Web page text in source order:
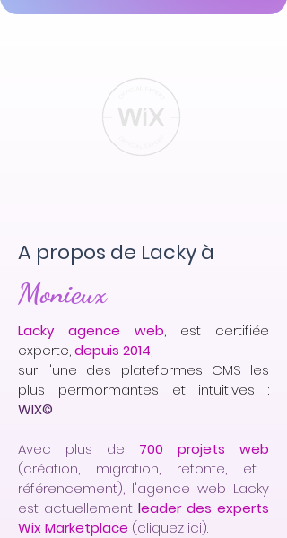
A propos de Lacky à
Monieux
Lacky agence web, est certifiée
experte,depuis 2014,
sur l'une des plateformes CMS les
plus permormantes et intuitives :
WIX©
Avec plus de
700 projets web
(création, migration, refonte, et
référencement), l'agence web Lacky
est actuellement leader des experts
Wix Marketplace (cliquez ici).